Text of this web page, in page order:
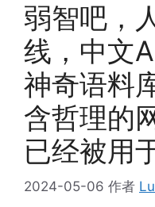
弱智吧，
线，中文
神奇语料
含哲理的
已经被用
2024-05-06 作者